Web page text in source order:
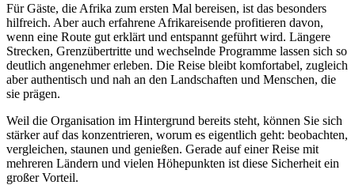
Für Gäste, die Afrika zum ersten Mal bereisen, ist das besonders
hilfreich. Aber auch erfahrene Afrikareisende profitieren davon,
wenn eine Route gut erklärt und entspannt geführt wird. Längere
Strecken, Grenzübertritte und wechselnde Programme lassen sich so
deutlich angenehmer erleben. Die Reise bleibt komfortabel, zugleich
aber authentisch und nah an den Landschaften und Menschen, die
sie prägen.
Weil die Organisation im Hintergrund bereits steht, können Sie sich
stärker auf das konzentrieren, worum es eigentlich geht: beobachten,
vergleichen, staunen und genießen. Gerade auf einer Reise mit
mehreren Ländern und vielen Höhepunkten ist diese Sicherheit ein
großer Vorteil.